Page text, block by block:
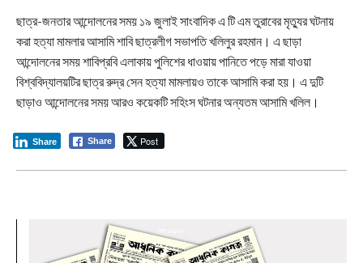
ছাত্র-জনতার আন্দোলনের সময় ১৯ জুলাই সাংবাদিক এ টি এম তুরাবের মৃত্যুর ঘটনায়
করা হত্যা মামলার আসামি শাবি ছাত্রলীগ সভাপতি খলিলুর রহমান। এ ছাড়া
আন্দোলনের সময় শাবিপ্রবি এলাকায় পুলিশের ধাওয়ায় পানিতে পড়ে মারা যাওয়া
বিশ্ববিদ্যালয়টির ছাত্র রুদ্র সেন হত্যা মামলায়ও তাকে আসামি করা হয়। এ দুটি
ছাড়াও আন্দোলনের সময় আরও কয়েকটি সহিংস ঘটনার অন্যতম আসামি খলিল।
Share Post
Share